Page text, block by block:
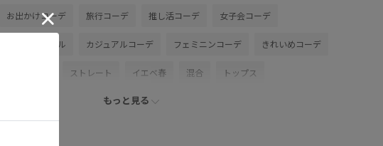
お出かけコーデ 旅行コーデ 推し活コーデ 女子会コーデ
スカートスタイル カジュアルコーデ フェミニンコーデ きれいめコーデ
ストレート イエベ春 混合 トップス
シューズ スニーカー
もっと見る